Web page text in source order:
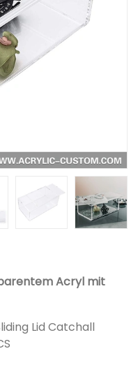
Acryl mit
Lid Catchall